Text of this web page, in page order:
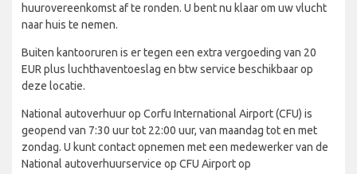
huurovereenkomst af te ronden. U bent nu klaar om uw vlucht
naar huis te nemen.
Buiten kantooruren is er tegen een extra vergoeding van 20
EUR plus luchthaventoeslag en btw service beschikbaar op
deze locatie.
National autoverhuur op Corfu International Airport (CFU) is
geopend van 7:30 uur tot 22:00 uur, van maandag tot en met
zondag. U kunt contact opnemen met een medewerker van de
National autoverhuurservice op CFU Airport op